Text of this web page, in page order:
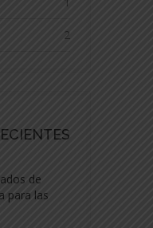
2
de
para las